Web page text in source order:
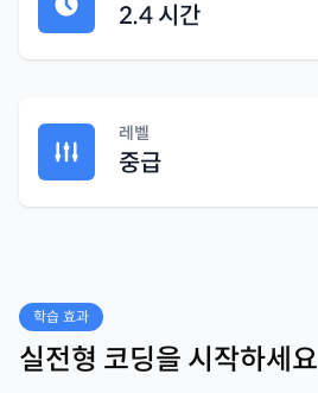
2.4 시간
레벨
중급
학습 효과
실전형 코딩을 시작하세요